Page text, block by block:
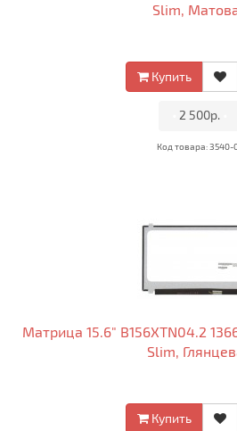
Slim,
Купить
2 500р.
Код товара: 3540-
Матрица 15.6" B156XTN04.2
Slim,
Купить